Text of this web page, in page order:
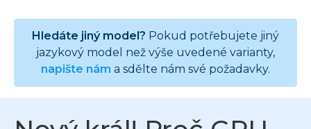
Hledáte jiný model? Pokud potřebujete jiný
jazykový model než výše uvedené varianty,
napište nám a sdělte nám své požadavky.